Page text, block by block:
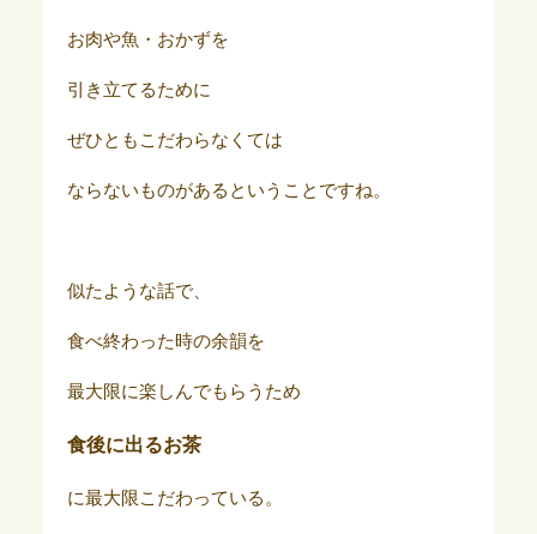
お肉や魚・おかずを
引き立てるために
ぜひともこだわらなくては
ならないものがあるということですね。
似たような話で、
食べ終わった時の余韻を
最大限に楽しんでもらうため
食後に出るお茶
に最大限こだわっている。